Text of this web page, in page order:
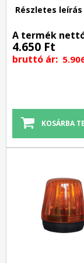
Részletes
A termék
4.650 Ft
bruttó ár: